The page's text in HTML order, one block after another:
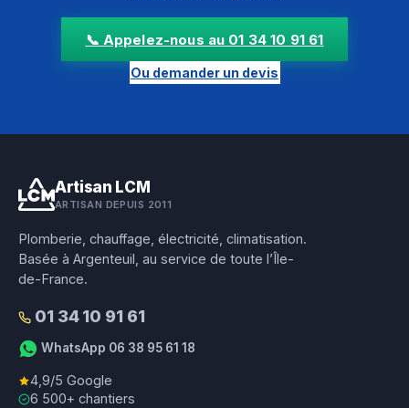
📞 Appelez-nous au 01 34 10 91 61
Ou demander un devis
Artisan LCM
ARTISAN DEPUIS 2011
Plomberie, chauffage, électricité, climatisation.
Basée à Argenteuil, au service de toute l’Île-
de-France.
01 34 10 91 61
WhatsApp 06 38 95 61 18
4,9/5 Google
6 500+ chantiers